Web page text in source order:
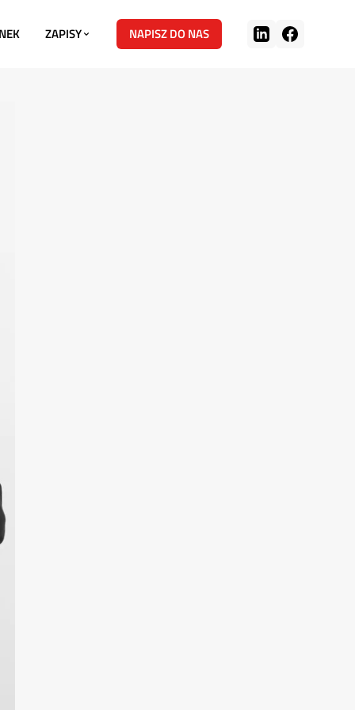
ZAPISY NAPISZ DO NAS